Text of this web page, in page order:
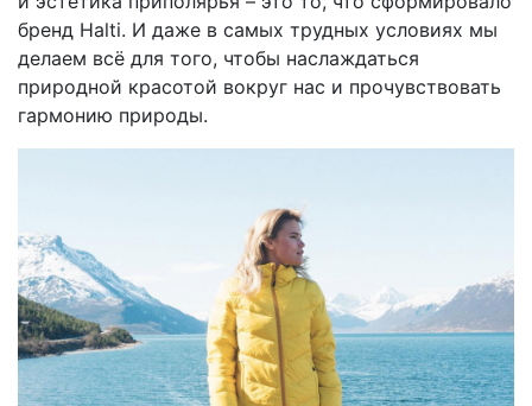
бренд Halti. И даже в самых трудных условиях мы
делаем всё для того, чтобы наслаждаться
природной красотой вокруг нас и прочувствовать
гармонию природы.